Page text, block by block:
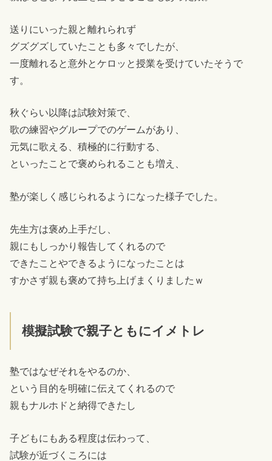
送りにいった親と離れられず
グズグズしていたことも多々でしたが、
一度離れると意外とケロッと授業を受けていたそうで
す。
秋ぐらい以降は試験対策で、
歌の練習やグループでのゲームがあり、
元気に歌える、積極的に行動する、
といったことで褒められることも増え、
塾が楽しく感じられるようになった様子でした。
先生方は褒め上手だし、
親にもしっかり報告してくれるので
できたことやできるようになったことは
すかさず親も褒めて持ち上げまくりましたｗ
模擬試験で親子ともにイメトレ
塾ではなぜそれをやるのか、
という目的を明確に伝えてくれるので
親もナルホドと納得できたし
子どもにもある程度は伝わって、
試験が近づくころには